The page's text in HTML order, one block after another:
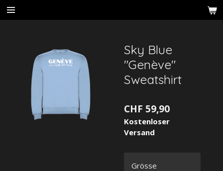
Zum
Hauptinhalt
Sky Blue
"Genève"
Sweatshirt
CHF 59,90
Kostenloser
Versand
Grösse